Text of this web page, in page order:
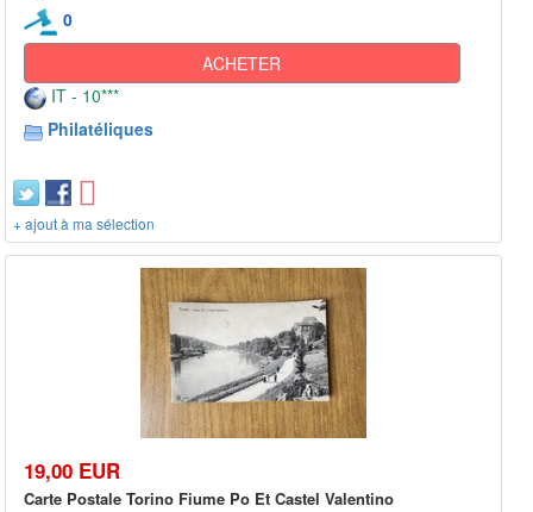
0
ACHETER
IT - 10***
Philatéliques
+ ajout à ma sélection
19,00 EUR
Carte Postale Torino Fiume Po Et Castel Valentino